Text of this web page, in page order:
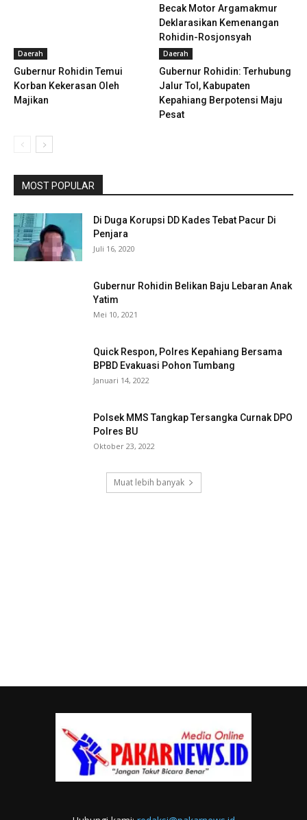
Becak Motor Argamakmur
Deklarasikan Kemenangan
Rohidin-Rosjonsyah
Daerah
Gubernur Rohidin Temui
Korban Kekerasan Oleh
Majikan
Daerah
Gubernur Rohidin: Terhubung
Jalur Tol, Kabupaten
Kepahiang Berpotensi Maju
Pesat
MOST POPULAR
Di Duga Korupsi DD Kades Tebat Pacur Di
Penjara
Juli 16, 2020
Gubernur Rohidin Belikan Baju Lebaran Anak
Yatim
Mei 10, 2021
Quick Respon, Polres Kepahiang Bersama
BPBD Evakuasi Pohon Tumbang
Januari 14, 2022
Polsek MMS Tangkap Tersangka Curnak DPO
Polres BU
Oktober 23, 2022
Muat lebih banyak